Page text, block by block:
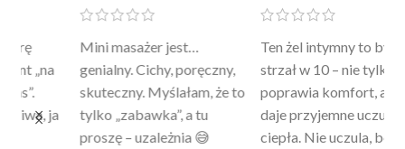
Mini masażer jest…
genialny. Cichy, poręczny,
skuteczny. Myślałam, że to
tylko „zabawka”, a tu
proszę – uzależnia 😅
Ten żel intymny to był
strzał w 10 – nie tylko
poprawia komfort, ale też
daje przyjemne uczucie
ciepła. Nie uczula, bez